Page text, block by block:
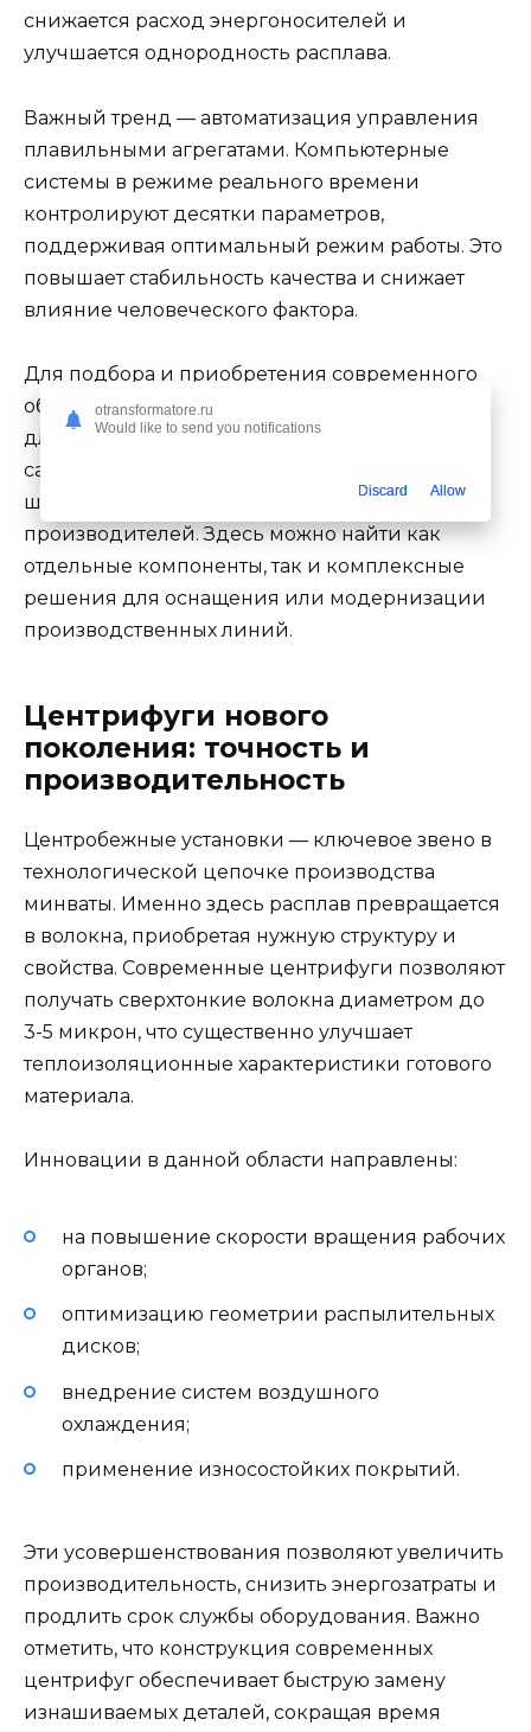
снижается расход энергоносителей и
улучшается однородность расплава.
Важный тренд — автоматизация управления
плавильными агрегатами. Компьютерные
системы в режиме реального времени
контролируют десятки параметров,
поддерживая оптимальный режим работы. Это
повышает стабильность качества и снижает
влияние человеческого фактора.
Для подбора и приобретения современного
оборудования, запчастей и комплектующих
для производства минваты на
сайте
широкий ассортимент от ведущих
производителей. Здесь можно найти как
отдельные компоненты, так и комплексные
решения для оснащения или модернизации
производственных линий.
Центрифуги нового
поколения: точность и
производительность
Центробежные установки — ключевое звено в
технологической цепочке производства
минваты. Именно здесь расплав превращается
в волокна, приобретая нужную структуру и
свойства. Современные центрифуги позволяют
получать сверхтонкие волокна диаметром до
3-5 микрон, что существенно улучшает
теплоизоляционные характеристики готового
материала.
Инновации в данной области направлены:
на повышение скорости вращения рабочих
органов;
оптимизацию геометрии распылительных
дисков;
внедрение систем воздушного
охлаждения;
применение износостойких покрытий.
Эти усовершенствования позволяют увеличить
производительность, снизить энергозатраты и
продлить срок службы оборудования. Важно
отметить, что конструкция современных
центрифуг обеспечивает быструю замену
изнашиваемых деталей, сокращая время
otransformatore.ru
Would like to send you notifications
Discard Allow